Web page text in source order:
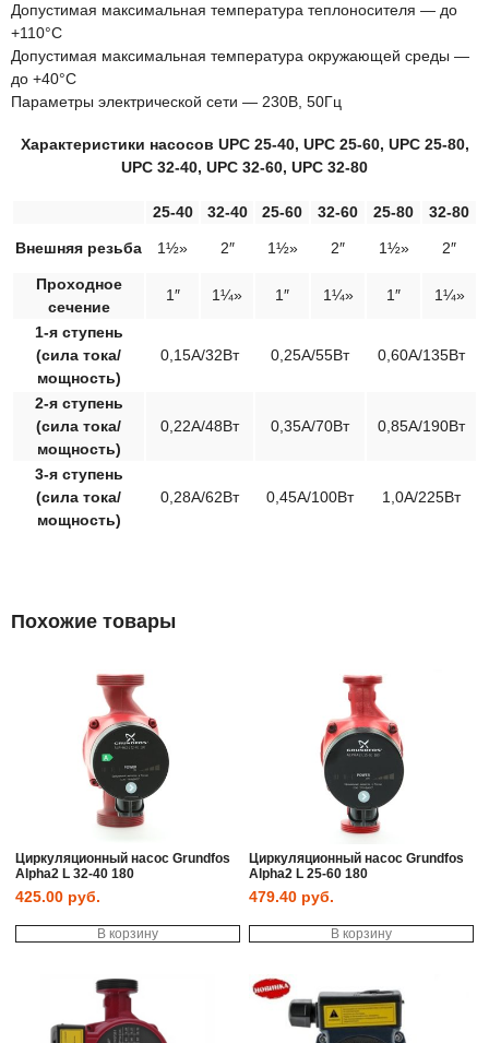
Допустимая максимальная температура теплоносителя — до
+110°С
Допустимая максимальная температура окружающей среды —
до +40°С
Параметры электрической сети — 230В, 50Гц
Характеристики насосов UPC 25-40, UPC 25-60, UPC 25-80,
UPC 32-40, UPC 32-60, UPC 32-80
25-40 32-40 25-60 32-60 25-80 32-80
Внешняя резьба 1½» 2″ 1½» 2″ 1½» 2″
Проходное
сечение
1″ 1¼» 1″ 1¼» 1″ 1¼»
1-я ступень
(сила тока/
мощность)
0,15А/32Вт 0,25А/55Вт 0,60А/135Вт
2-я ступень
(сила тока/
мощность)
0,22А/48Вт 0,35А/70Вт 0,85А/190Вт
3-я ступень
(сила тока/
мощность)
0,28А/62Вт 0,45А/100Вт 1,0А/225Вт
Похожие товары
Циркуляционный насос Grundfos
Alpha2 L 32-40 180
425.00 руб.
В корзину
Циркуляционный насос Grundfos
Alpha2 L 25-60 180
479.40 руб.
В корзину